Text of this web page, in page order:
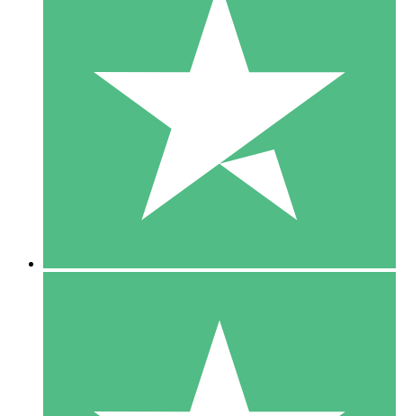
Individuele Creditpakketten
Betaal per gebruik met downloadtegoeden. Geen maandelijkse
1000
10 Downloaden
20 00